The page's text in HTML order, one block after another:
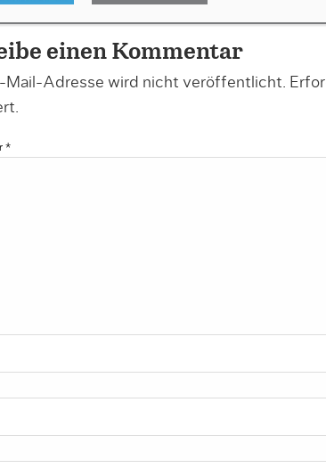
einen Kommentar
Mail-Adresse wird nicht veröffentlicht.
*